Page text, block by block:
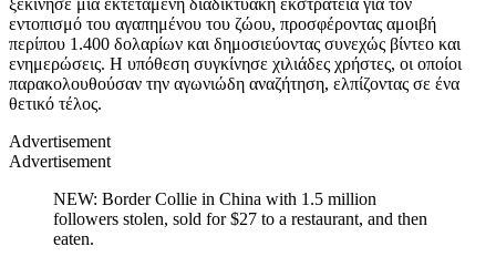
εντοπισμό του αγαπημένου του ζώου, προσφέροντας αμοιβή
περίπου 1.400 δολαρίων και δημοσιεύοντας συνεχώς βίντεο και
ενημερώσεις. Η υπόθεση συγκίνησε χιλιάδες χρήστες, οι οποίοι
παρακολουθούσαν την αγωνιώδη αναζήτηση, ελπίζοντας σε ένα
θετικό τέλος.
Advertisement
Advertisement
NEW: Border Collie in China with 1.5 million
followers stolen, sold for $27 to a restaurant, and then
eaten.